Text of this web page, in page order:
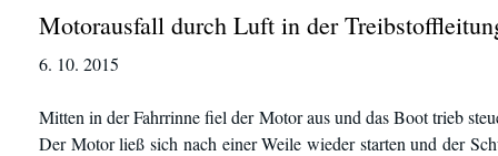
Motorausfall durch Luft in der
6. 10. 2015
Mitten in der Fahrrinne fiel der Motor aus und das Boot trieb
Der Motor ließ sich nach einer Weile wieder starten und der